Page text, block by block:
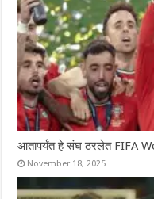
आतापर्यंत हे संघ ठरलेत FIFA
November 18, 2025